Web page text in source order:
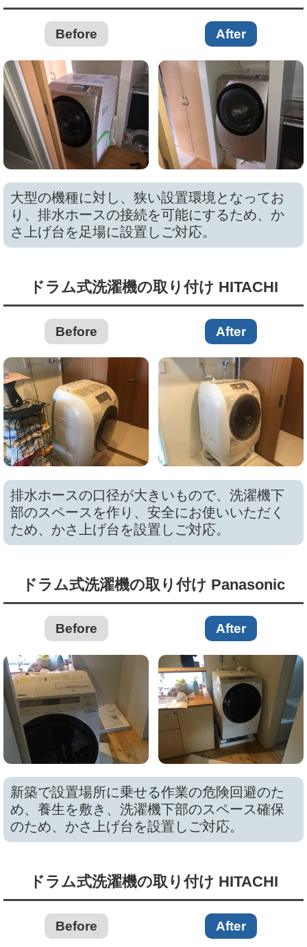
Before After
大型の機種に対し、狭い設置環境となってお
り、排水ホースの接続を可能にするため、か
さ上げ台を足場に設置しご対応。
ドラム式洗濯機の取り付け HITACHI
Before After
排水ホースの口径が大きいもので、洗濯機下
部のスペースを作り、安全にお使いいただく
ため、かさ上げ台を設置しご対応。
ドラム式洗濯機の取り付け Panasonic
Before After
新築で設置場所に乗せる作業の危険回避のた
め、養生を敷き、洗濯機下部のスペース確保
のため、かさ上げ台を設置しご対応。
ドラム式洗濯機の取り付け HITACHI
Before After